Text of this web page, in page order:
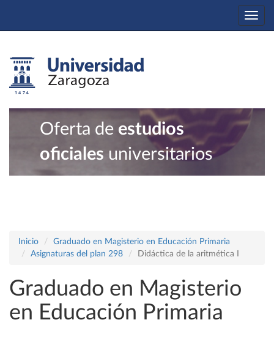
Oferta de estudios
oficiales universitarios
Inicio
Graduado en Magisterio en Educación Primaria
Asignaturas del plan 298
Didáctica de la aritmética I
Graduado en Magisterio
en Educación Primaria